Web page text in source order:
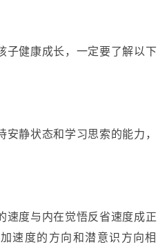
子健康成长，一定要了解以下
静状态和学习思索的能力，
速度与内在觉悟反省速度成正
速度的方向和潜意识方向相